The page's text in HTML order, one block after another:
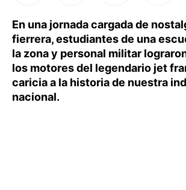
En una jornada cargada de
fierrera, estudiantes de una
la zona y personal militar
los motores del legendario jet
caricia a la historia de nuestra
nacional.